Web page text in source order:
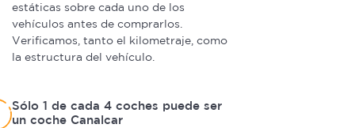
estáticas sobre cada uno de los
vehículos antes de comprarlos.
Verificamos, tanto el kilometraje, como
la estructura del vehículo.
Sólo 1 de cada 4 coches puede ser
un coche Canalcar